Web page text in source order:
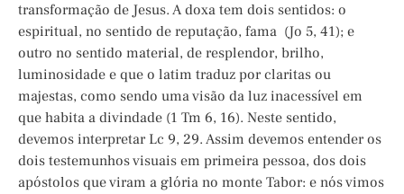
transformação de Jesus. A doxa tem dois sentidos: o
espiritual, no sentido de reputação, fama (Jo 5, 41); e
outro no sentido material, de resplendor, brilho,
luminosidade e que o latim traduz por claritas ou
majestas, como sendo uma visão da luz inacessível em
que habita a divindade (1 Tm 6, 16). Neste sentido,
devemos interpretar Lc 9, 29. Assim devemos entender os
dois testemunhos visuais em primeira pessoa, dos dois
apóstolos que viram a glória no monte Tabor: e nós vimos